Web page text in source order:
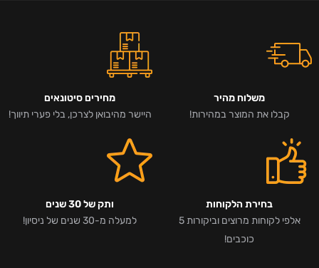
משלוח מהיר
קבלו את המוצר במהירות!
מחירים סיטונאים
היישר מהיבואן לצרכן, בלי פערי תיווך!
בחירת הלקוחות
אלפי לקוחות מרוצים וביקורות 5
כוכבים!
ותק של 30 שנים
למעלה מ-30 שנים של ניסיון!